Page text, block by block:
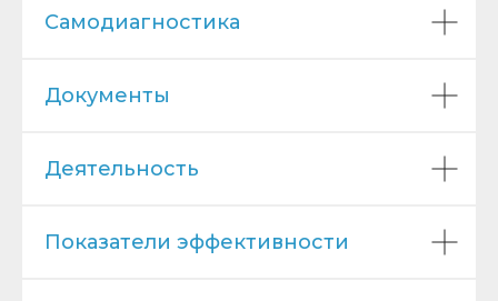
Самодиагностика
Документы
Деятельность
Показатели эффективности